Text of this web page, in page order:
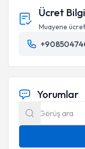
Ücret
Muayene
Yorumlar